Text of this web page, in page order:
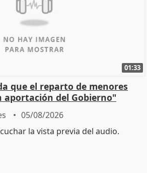
01:33
que el reparto de menores
aportación del Gobierno"
05/08/2026